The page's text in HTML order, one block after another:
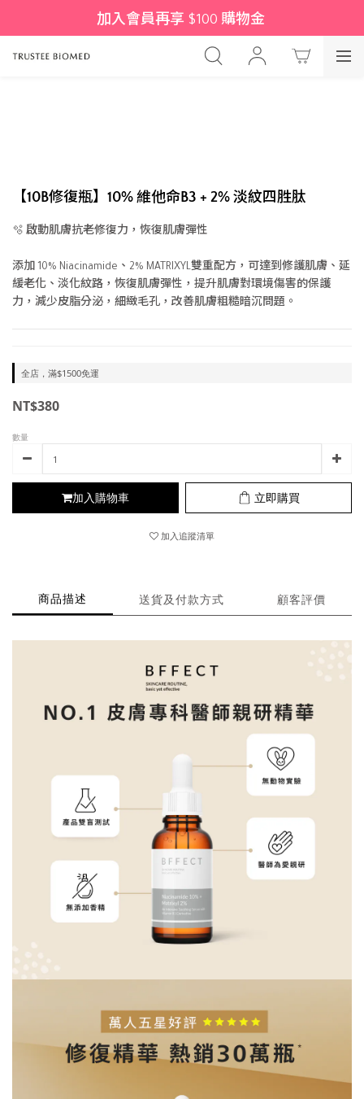
加入會員再享 $100 購物金
【10B修復瓶】10% 維他命B3 + 2% 淡紋四胜肽
🫧 啟動肌膚抗老修復力，恢復肌膚彈性
添加 10% Niacinamide、2% MATRIXYL雙重配方，可達到修護肌膚、延
緩老化、淡化紋路，恢復肌膚彈性，提升肌膚對環境傷害的保護
力，減少皮脂分泌，細緻毛孔，改善肌膚粗糙暗沉問題。
全店，滿$1500免運
NT$380
數量
加入購物車 立即購買
加入追蹤清單
商品描述 送貨及付款方式 顧客評價